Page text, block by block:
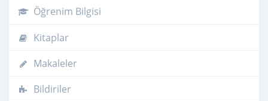
Öğrenim Bilgisi
Kitaplar
Makaleler
Bildiriler